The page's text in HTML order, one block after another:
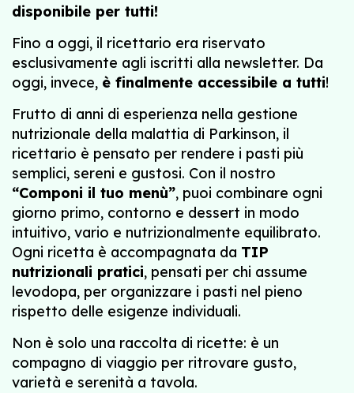
disponibile per tutti!
Fino a oggi, il ricettario era riservato
esclusivamente agli iscritti alla newsletter. Da
oggi, invece, è finalmente accessibile a tutti!
Frutto di anni di esperienza nella gestione
nutrizionale della malattia di Parkinson, il
ricettario è pensato per rendere i pasti più
semplici, sereni e gustosi. Con il nostro
“Componi il tuo menù”, puoi combinare ogni
giorno primo, contorno e dessert in modo
intuitivo, vario e nutrizionalmente equilibrato.
Ogni ricetta è accompagnata da TIP
nutrizionali pratici, pensati per chi assume
levodopa, per organizzare i pasti nel pieno
rispetto delle esigenze individuali.
Non è solo una raccolta di ricette: è un
compagno di viaggio per ritrovare gusto,
varietà e serenità a tavola.